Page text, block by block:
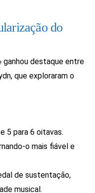
do
ganhou destaque entre
que exploraram o
5 para 6 oitavas.
o mais fiável e
de sustentação,
musical.